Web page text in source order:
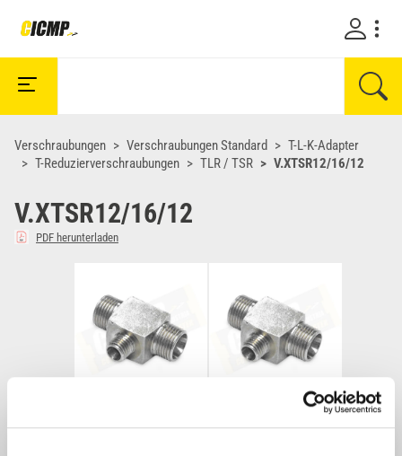
Verschraubungen Verschraubungen Standard
T-L-K-Adapter
T-Reduzierverschraubungen
TLR / TSR V.XTSR12/16/12
V.XTSR12/16/12
PDF herunterladen